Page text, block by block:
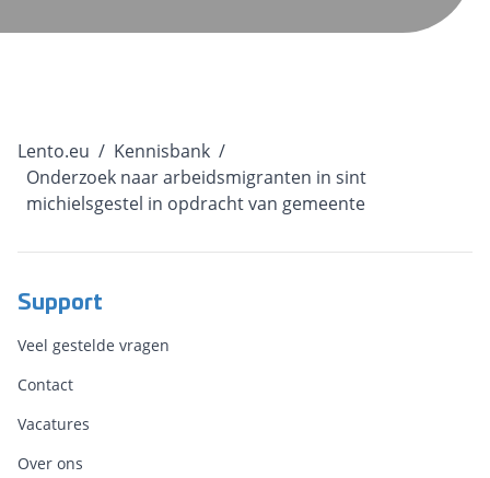
Lento.eu / Kennisbank /
Onderzoek naar arbeidsmigranten in sint
michielsgestel in opdracht van gemeente
Support
Veel gestelde vragen
Contact
Vacatures
Over ons